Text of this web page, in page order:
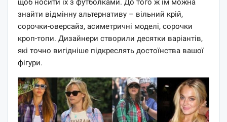
щоб носити їх з футболками. До того ж їм можна
знайти відмінну альтернативу – вільний крій,
сорочки-оверсайз, асиметричні моделі, сорочки
кроп-топи. Дизайнери створили десятки варіантів,
які точно вигідніше підкреслять достоїнства вашої
фігури.